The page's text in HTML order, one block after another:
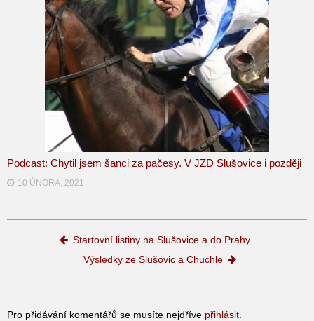
Podcast: Chytil jsem šanci za pačesy. V JZD Slušovice i později
10 ÚNORA, 2021
Post navigation
Startovní listiny na Slušovice a do Prahy
Výsledky ze Slušovic a Chuchle
Pro přidávání komentářů se musíte nejdříve přihlásit